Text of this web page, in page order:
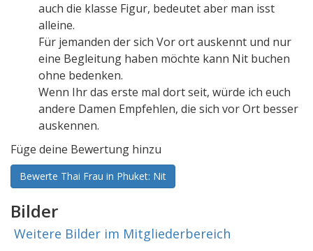
auch die klasse Figur, bedeutet aber man isst
alleine.
Für jemanden der sich Vor ort auskennt und nur
eine Begleitung haben möchte kann Nit buchen
ohne bedenken.
Wenn Ihr das erste mal dort seit, würde ich euch
andere Damen Empfehlen, die sich vor Ort besser
auskennen.
Füge deine Bewertung hinzu
Bewerte Thai Frau in Phuket: Nit
Bilder
Weitere Bilder im Mitgliederbereich